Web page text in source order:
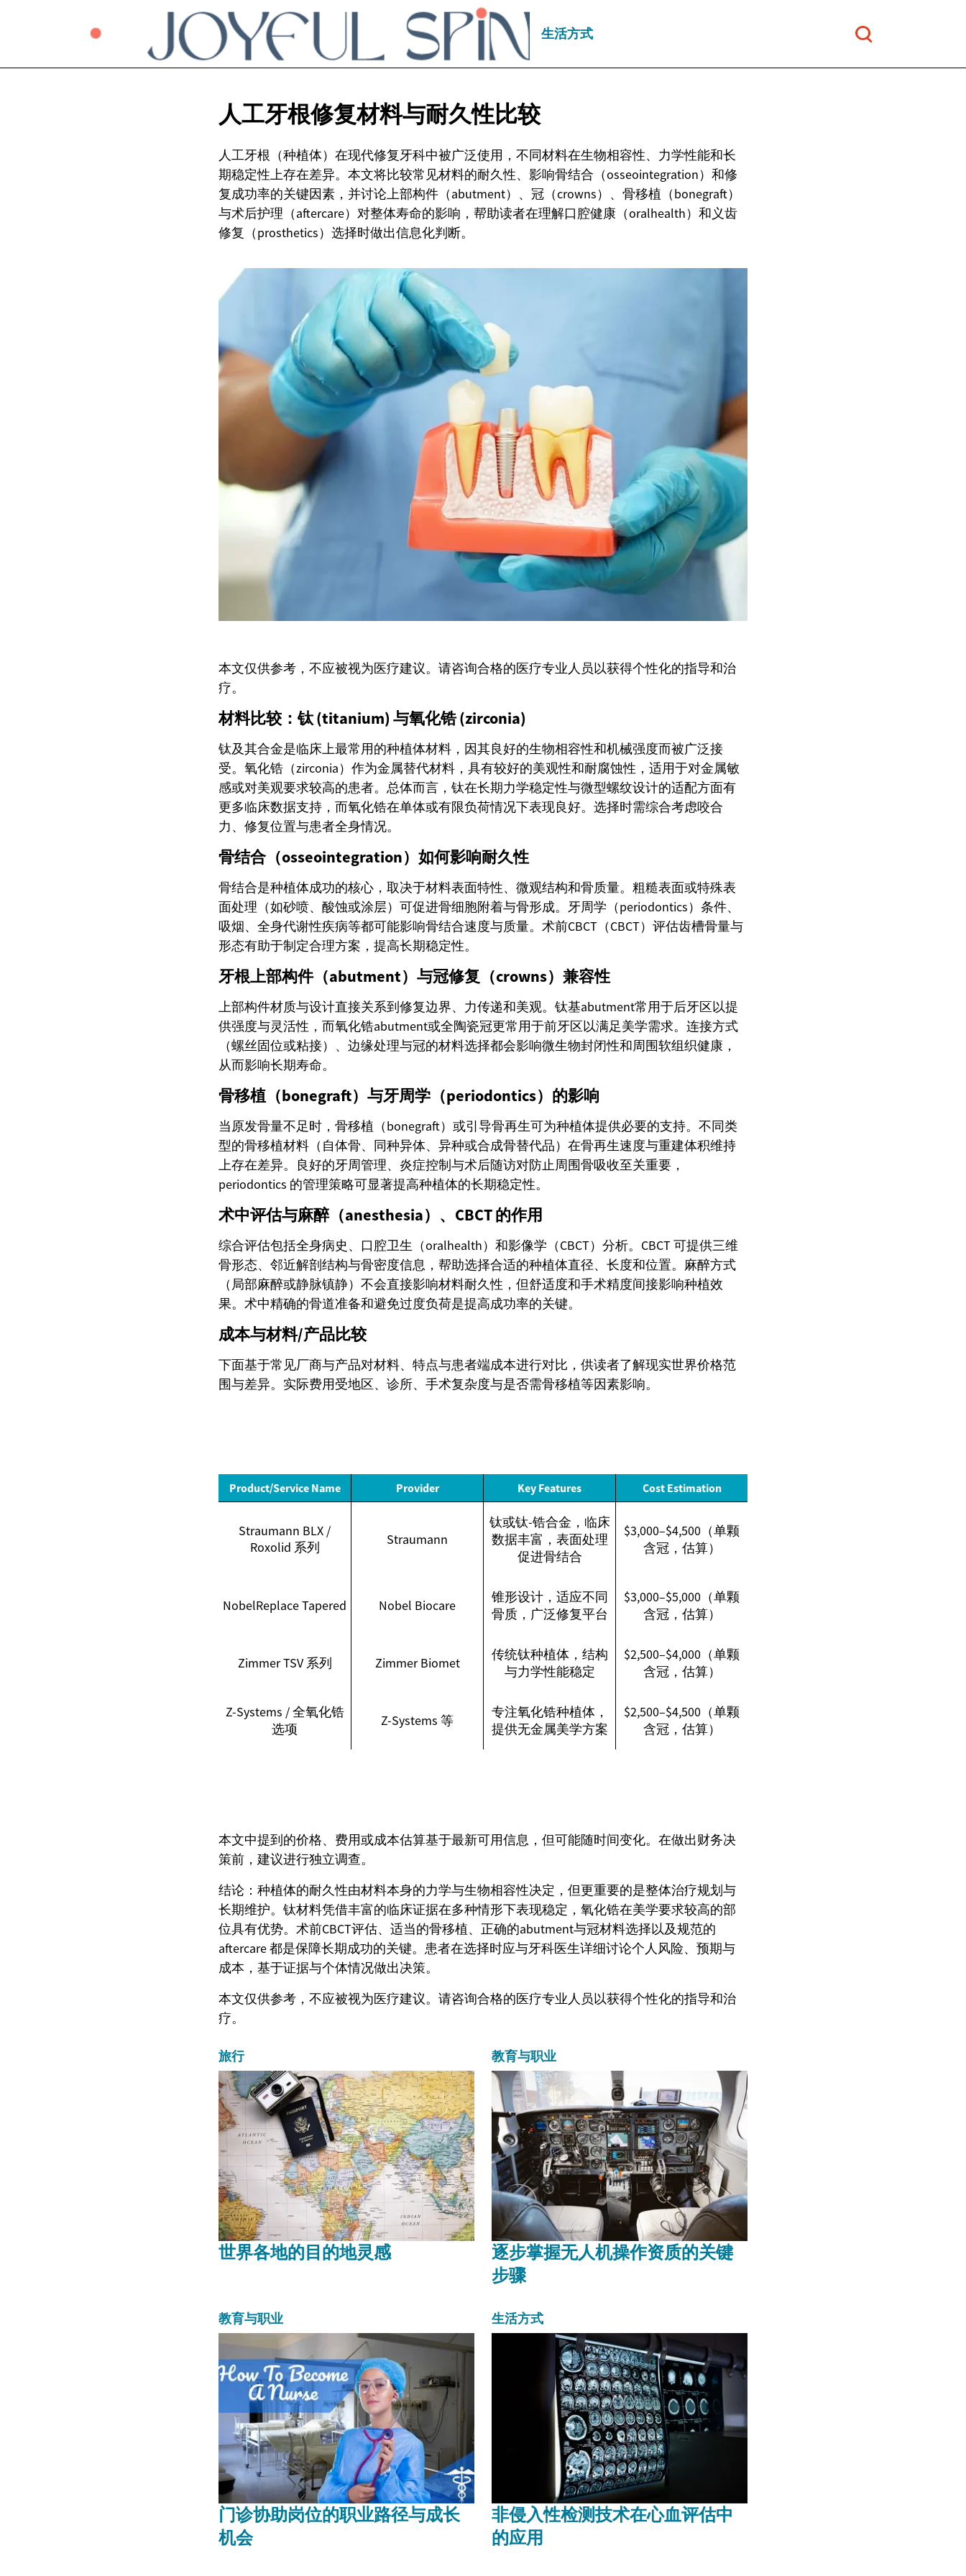
生活方式
人工牙根修复材料与耐久性比较
人工牙根（种植体）在现代修复牙科中被广泛使用，不同材料在生物相容性、力学性能和长
期稳定性上存在差异。本文将比较常见材料的耐久性、影响骨结合（osseointegration）和修
复成功率的关键因素，并讨论上部构件（abutment）、冠（crowns）、骨移植（bonegraft）
与术后护理（aftercare）对整体寿命的影响，帮助读者在理解口腔健康（oralhealth）和义齿
修复（prosthetics）选择时做出信息化判断。
本文仅供参考，不应被视为医疗建议。请咨询合格的医疗专业人员以获得个性化的指导和治
疗。
材料比较：钛 (titanium) 与氧化锆 (zirconia)
钛及其合金是临床上最常用的种植体材料，因其良好的生物相容性和机械强度而被广泛接
受。氧化锆（zirconia）作为金属替代材料，具有较好的美观性和耐腐蚀性，适用于对金属敏
感或对美观要求较高的患者。总体而言，钛在长期力学稳定性与微型螺纹设计的适配方面有
更多临床数据支持，而氧化锆在单体或有限负荷情况下表现良好。选择时需综合考虑咬合
力、修复位置与患者全身情况。
骨结合（osseointegration）如何影响耐久性
骨结合是种植体成功的核心，取决于材料表面特性、微观结构和骨质量。粗糙表面或特殊表
面处理（如砂喷、酸蚀或涂层）可促进骨细胞附着与骨形成。牙周学（periodontics）条件、
吸烟、全身代谢性疾病等都可能影响骨结合速度与质量。术前CBCT（CBCT）评估齿槽骨量与
形态有助于制定合理方案，提高长期稳定性。
牙根上部构件（abutment）与冠修复（crowns）兼容性
上部构件材质与设计直接关系到修复边界、力传递和美观。钛基abutment常用于后牙区以提
供强度与灵活性，而氧化锆abutment或全陶瓷冠更常用于前牙区以满足美学需求。连接方式
（螺丝固位或粘接）、边缘处理与冠的材料选择都会影响微生物封闭性和周围软组织健康，
从而影响长期寿命。
骨移植（bonegraft）与牙周学（periodontics）的影响
当原发骨量不足时，骨移植（bonegraft）或引导骨再生可为种植体提供必要的支持。不同类
型的骨移植材料（自体骨、同种异体、异种或合成骨替代品）在骨再生速度与重建体积维持
上存在差异。良好的牙周管理、炎症控制与术后随访对防止周围骨吸收至关重要，
periodontics 的管理策略可显著提高种植体的长期稳定性。
术中评估与麻醉（anesthesia）、CBCT 的作用
综合评估包括全身病史、口腔卫生（oralhealth）和影像学（CBCT）分析。CBCT 可提供三维
骨形态、邻近解剖结构与骨密度信息，帮助选择合适的种植体直径、长度和位置。麻醉方式
（局部麻醉或静脉镇静）不会直接影响材料耐久性，但舒适度和手术精度间接影响种植效
果。术中精确的骨道准备和避免过度负荷是提高成功率的关键。
成本与材料/产品比较
下面基于常见厂商与产品对材料、特点与患者端成本进行对比，供读者了解现实世界价格范
围与差异。实际费用受地区、诊所、手术复杂度与是否需骨移植等因素影响。
Product/Service Name Provider Key Features Cost Estimation
Straumann BLX /
Roxolid 系列
Straumann
钛或钛-锆合金，临床
数据丰富，表面处理
促进骨结合
$3,000–$4,500（单颗
含冠，估算）
NobelReplace Tapered Nobel Biocare
锥形设计，适应不同
骨质，广泛修复平台
$3,000–$5,000（单颗
含冠，估算）
Zimmer TSV 系列 Zimmer Biomet
传统钛种植体，结构
与力学性能稳定
$2,500–$4,000（单颗
含冠，估算）
Z-Systems / 全氧化锆
选项
Z-Systems 等
专注氧化锆种植体，
提供无金属美学方案
$2,500–$4,500（单颗
含冠，估算）
本文中提到的价格、费用或成本估算基于最新可用信息，但可能随时间变化。在做出财务决
策前，建议进行独立调查。
结论：种植体的耐久性由材料本身的力学与生物相容性决定，但更重要的是整体治疗规划与
长期维护。钛材料凭借丰富的临床证据在多种情形下表现稳定，氧化锆在美学要求较高的部
位具有优势。术前CBCT评估、适当的骨移植、正确的abutment与冠材料选择以及规范的
aftercare 都是保障长期成功的关键。患者在选择时应与牙科医生详细讨论个人风险、预期与
成本，基于证据与个体情况做出决策。
本文仅供参考，不应被视为医疗建议。请咨询合格的医疗专业人员以获得个性化的指导和治
疗。
旅行
世界各地的目的地灵感
教育与职业
逐步掌握无人机操作资质的关键
步骤
教育与职业
门诊协助岗位的职业路径与成长
机会
生活方式
非侵入性检测技术在心血评估中
的应用